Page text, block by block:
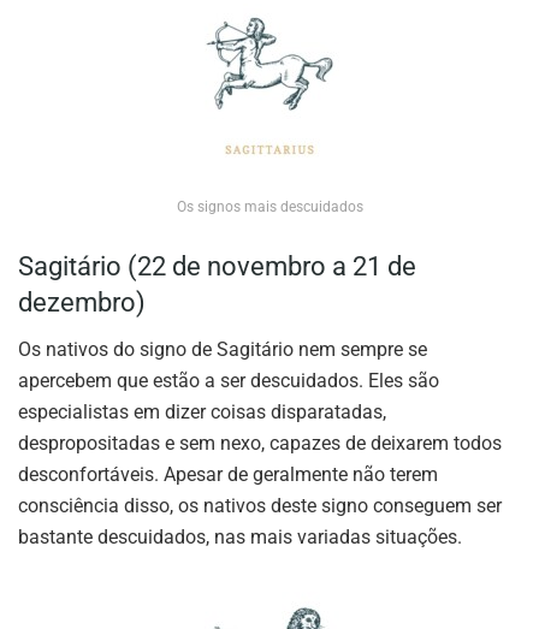
Os signos mais descuidados
Sagitário (22 de novembro a 21 de
dezembro)
Os nativos do signo de Sagitário nem sempre se
apercebem que estão a ser descuidados. Eles são
especialistas em dizer coisas disparatadas,
despropositadas e sem nexo, capazes de deixarem todos
desconfortáveis. Apesar de geralmente não terem
consciência disso, os nativos deste signo conseguem ser
bastante descuidados, nas mais variadas situações.